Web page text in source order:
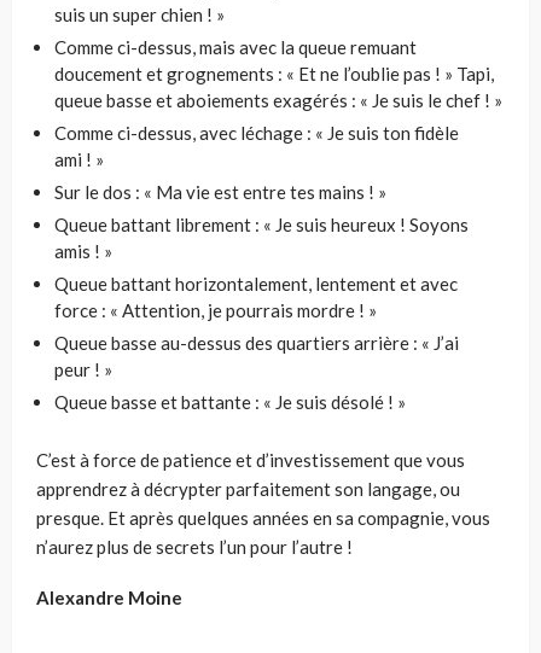
suis un super chien ! »
Comme ci-dessus, mais avec la queue remuant
doucement et grognements : « Et ne l’oublie pas ! » Tapi,
queue basse et aboiements exagérés : « Je suis le chef ! »
Comme ci-dessus, avec léchage : « Je suis ton fidèle
ami ! »
Sur le dos : « Ma vie est entre tes mains ! »
Queue battant librement : « Je suis heureux ! Soyons
amis ! »
Queue battant horizontalement, lentement et avec
force : « Attention, je pourrais mordre ! »
Queue basse au-dessus des quartiers arrière : « J’ai
peur ! »
Queue basse et battante : « Je suis désolé ! »
C’est à force de patience et d’investissement que vous
apprendrez à décrypter parfaitement son langage, ou
presque. Et après quelques années en sa compagnie, vous
n’aurez plus de secrets l’un pour l’autre !
Alexandre Moine